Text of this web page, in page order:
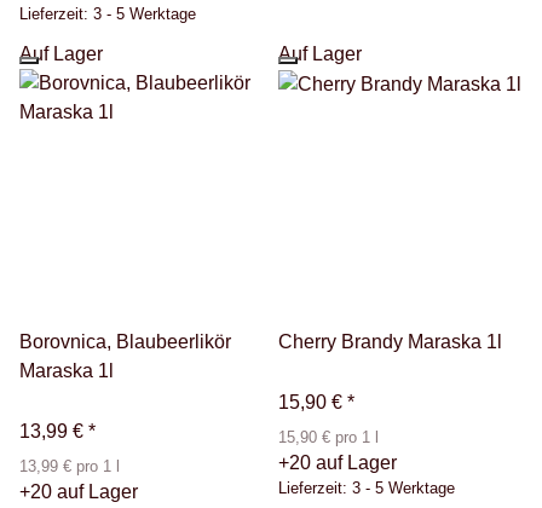
Lieferzeit: 3 - 5 Werktage
Auf Lager
Borovnica, Blaubeerlikör
Maraska 1l
13,99 € *
13,99 € pro 1 l
+20 auf Lager
Auf Lager
Cherry Brandy Maraska 1l
15,90 € *
15,90 € pro 1 l
+20 auf Lager
Lieferzeit: 3 - 5 Werktage